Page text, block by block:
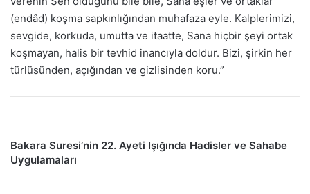
(endâd) koşma sapkınlığından muhafaza eyle. Kalplerimizi,
sevgide, korkuda, umutta ve itaatte, Sana hiçbir şeyi ortak
koşmayan, halis bir tevhid inancıyla doldur. Bizi, şirkin her
türlüsünden, açığından ve gizlisinden koru.”
Bakara Suresi’nin 22. Ayeti Işığında Hadisler ve Sahabe
Uygulamaları